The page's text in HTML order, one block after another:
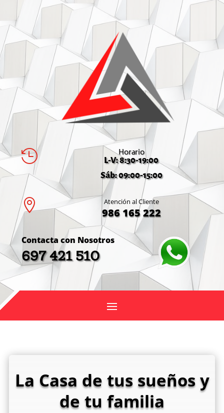
 Horario
L-V: 8:30-19:00
Sáb: 09:00-15:00
 Atención al Cliente
986 165 222
Contacta con Nosotros
697 421 510
La Casa de tus sueños y
de tu familia